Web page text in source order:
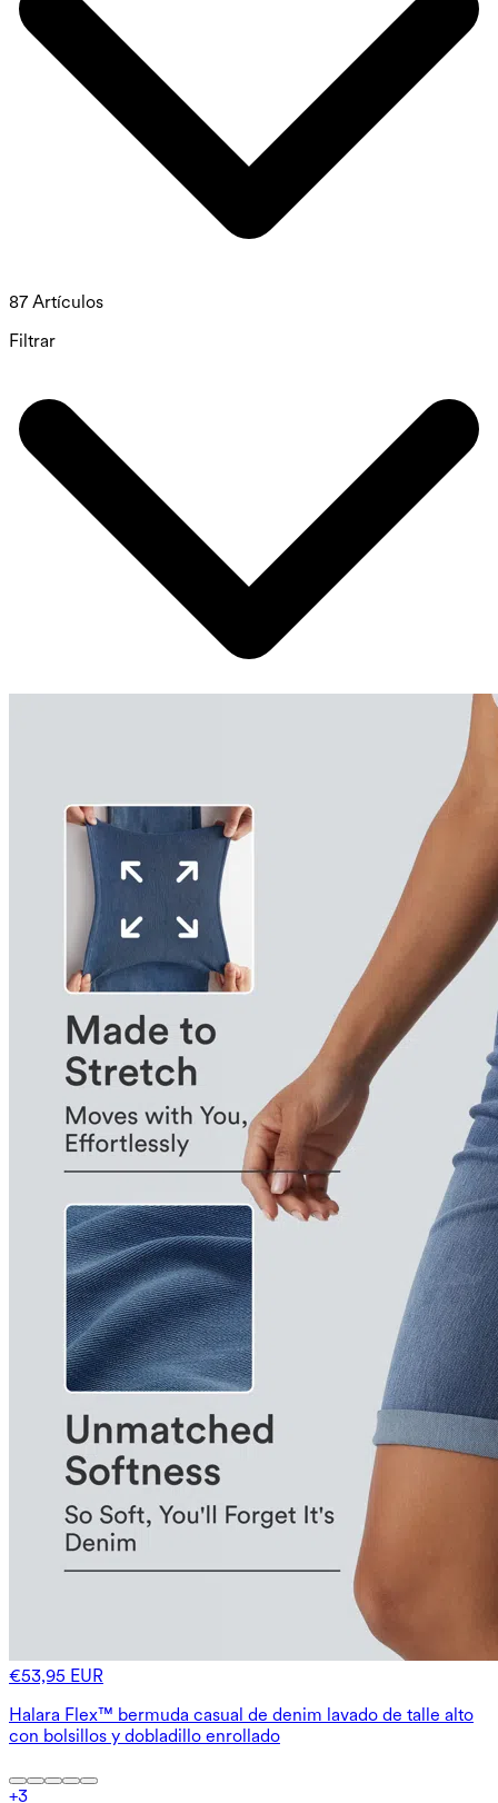
87 Artículos
Filtrar
€53,95 EUR
Halara Flex™ bermuda casual de denim lavado de talle alto
con bolsillos y dobladillo enrollado
+3